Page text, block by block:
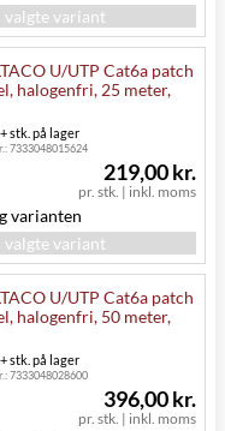
valgte variant
U/UTP Cat6a patch
halogenfri, 25 meter,
stk. på lager
7333048015624
pr. stk. | inkl. moms
219,00 kr.
varianten
valgte variant
U/UTP Cat6a patch
halogenfri, 50 meter,
stk. på lager
7333048028600
pr. stk. | inkl. moms
396,00 kr.